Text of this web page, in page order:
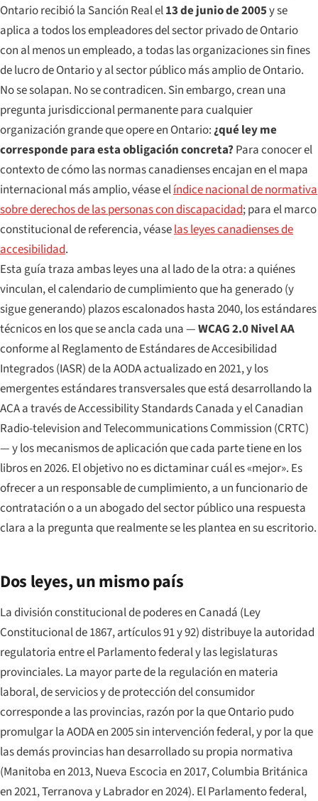
Ontario recibió la Sanción Real el13 de junio de 2005y se
aplica a todos los empleadores del sector privado de Ontario
con al menos un empleado, a todas las organizaciones sin fines
de lucro de Ontario y al sector público más amplio de Ontario.
No se solapan. No se contradicen. Sin embargo, crean una
pregunta jurisdiccional permanente para cualquier
organización grande que opere en Ontario:¿qué ley me
corresponde para esta obligación concreta? Para conocer el
contexto de cómo las normas canadienses encajan en el mapa
internacional más amplio, véase elíndice nacional de normativa
sobre derechos de las personas con discapacidad; para el marco
constitucional de referencia, véaselas leyes canadienses de
accesibilidad.
Esta guía traza ambas leyes una al lado de la otra: a quiénes
vinculan, el calendario de cumplimiento que ha generado (y
sigue generando) plazos escalonados hasta 2040, los estándares
técnicos en los que se ancla cada una —WCAG 2.0 Nivel AA
conforme al Reglamento de Estándares de Accesibilidad
Integrados (IASR) de la AODA actualizado en 2021, y los
emergentes estándares transversales que está desarrollando la
ACA a través de Accessibility Standards Canada y el Canadian
Radio-television and Telecommunications Commission (CRTC)
— y los mecanismos de aplicación que cada parte tiene en los
libros en 2026. El objetivo no es dictaminar cuál es «mejor». Es
ofrecer a un responsable de cumplimiento, a un funcionario de
contratación o a un abogado del sector público una respuesta
clara a la pregunta que realmente se les plantea en su escritorio.
Dos leyes, un mismo país
La división constitucional de poderes en Canadá (Ley
Constitucional de 1867, artículos 91 y 92) distribuye la autoridad
regulatoria entre el Parlamento federal y las legislaturas
provinciales. La mayor parte de la regulación en materia
laboral, de servicios y de protección del consumidor
corresponde a las provincias, razón por la que Ontario pudo
promulgar la AODA en 2005 sin intervención federal, y por la que
las demás provincias han desarrollado su propia normativa
(Manitoba en 2013, Nueva Escocia en 2017, Columbia Británica
en 2021, Terranova y Labrador en 2024). El Parlamento federal,